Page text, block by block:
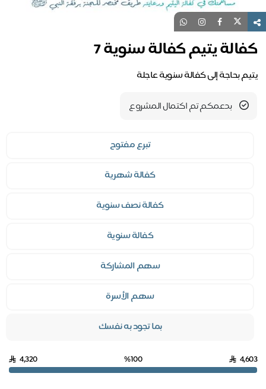
كفالة يتيم كفالة سنوية 7
يتيم بحاجة إلى كفالة سنوية عاجلة
بدعمكم تم اكتمال المشروع
تبرع مفتوح
كفالة شهرية
كفالة نصف سنوية
كفالة سنوية
سهم المشاركة
سهم الأسرة
بما تجود به نفسك
4,603
%100
4,320